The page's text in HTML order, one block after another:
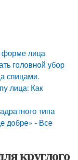
форме лица
головной убор
спицами.
лица: Как
типа
добре» - Все
круглого